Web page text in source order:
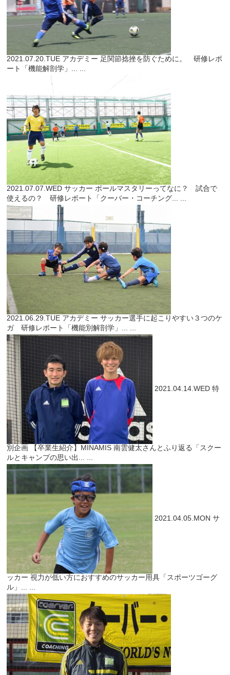
2021.07.20.TUE アカデミー 足関節捻挫を防ぐために。 研修レポ
ート「機能解剖学」... ...
2021.07.07.WED サッカー ボールマスタリーってなに？ 試合で
使えるの？ 研修レポート「クーバー・コーチング... ...
2021.06.29.TUE アカデミー サッカー選手に起こりやすい３つのケ
ガ 研修レポート「機能別解剖学」... ...
2021.04.14.WED 特
別企画
【卒業生紹介】MINAMIS 南雲健太さんとふり返る「スクー
ルとキャンプの思い出... ...
2021.04.05.MON サ
ッカー 視力が低い方におすすめのサッカー用具「スポーツゴーグ
ル」... ...